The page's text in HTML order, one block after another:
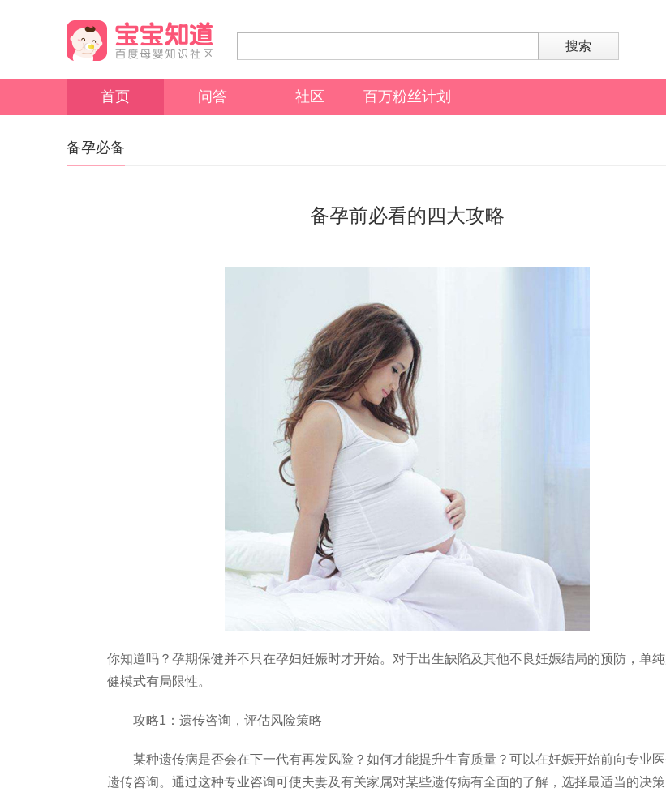
搜索
首页 问答 社区 百万粉丝计划
备孕必备
备孕前必看的四大攻略
你知道吗？孕期保健并不只在孕妇妊娠时才开始。对于出生缺陷及其他不良妊娠结局的预防，单
健模式有局限性。
攻略1：遗传咨询，评估风险策略
某种遗传病是否会在下一代有再发风险？如何才能提升生育质量？可以在妊娠开始前向专业
遗传咨询。通过这种专业咨询可使夫妻及有关家属对某些遗传病有全面的了解，选择最适当的决策